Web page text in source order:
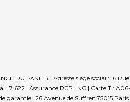
DU PANIER | Adresse siège social : 16
7 622 | Assurance RCP : NC | Carte T :
garantie : 26 Avenue de Suffren 75015